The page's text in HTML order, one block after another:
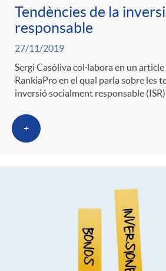
Tendències de la
responsable
27/11/2019
Sergi Casòliva col·labora en un
RankiaPro en el qual parla sobre les
inversió socialment responsable (ISR)
+